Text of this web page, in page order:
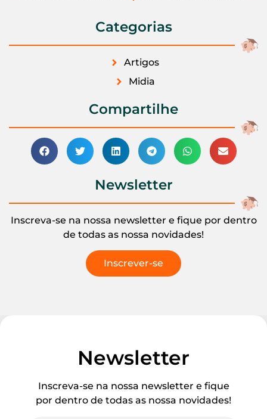
Categorias
Artigos
Midia
Compartilhe
Newsletter
Inscreva-se na nossa newsletter e fique por dentro
de todas as nossa novidades!
Inscrever-se
Newsletter
Inscreva-se na nossa newsletter e fique
por dentro de todas as nossa novidades!